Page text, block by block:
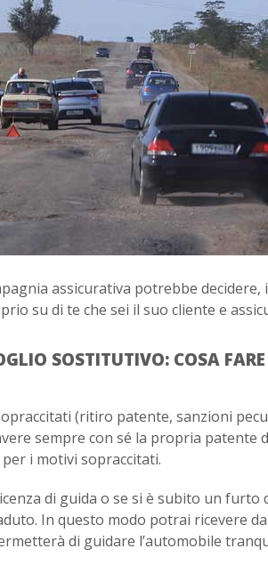
assicurativa potrebbe
su di te che sei il suo cliente e
SOSTITUTIVO: COSA
(ritiro patente, sanzioni
sempre con sé la propria patente
i motivi sopraccitati.
di guida o se si è subito un
In questo modo potrai ricevere
di guidare l’automobile